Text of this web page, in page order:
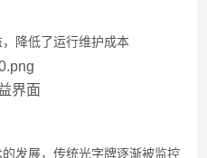
降低了运行维护成本
界面
发展，传统光字牌逐渐被监控